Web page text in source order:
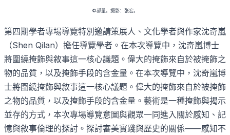
©郝量。摄影：张宏。
第四期學者專場導覽特別邀請策展人、文化學者與作家沈奇嵐
（Shen Qilan）擔任導覽學者。在本次導覽中，沈奇嵐博士
將圍繞掩飾與敘事這一核心議題。偉大的掩飾來自於被掩飾之
物的品質，以及掩飾手段的含金量。在本次導覽中，沈奇嵐博
士將圍繞掩飾與敘事這一核心議題。偉大的掩飾來自於被掩飾
之物的品質，以及掩飾手段的含金量。藝術是一種掩飾與揭示
並存的方式，本次專場導覽意圖與觀眾一同進入關於感知、記
憶與敘事倫理的探討。探討審美實踐與歷史的關係——感知不